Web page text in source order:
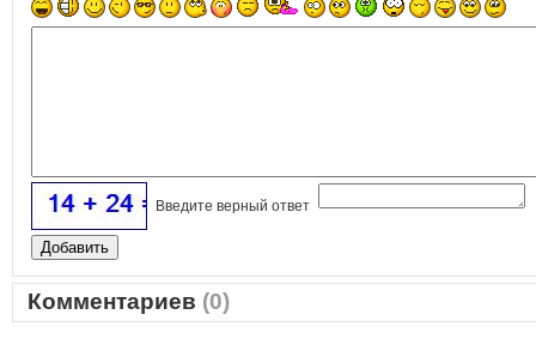
Введите верный ответ
Комментариев (0)